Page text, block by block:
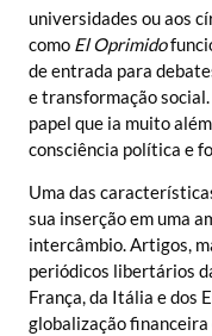
universidades ou aos
como El Oprimido
de entrada para
e transformação
papel que ia muito
consciência política e
Uma das
sua inserção em uma
intercâmbio. Artigos,
periódicos libertários
França, da Itália e dos
globalização